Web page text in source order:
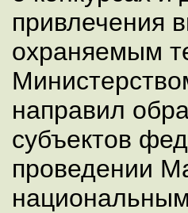
привлечения
охраняемым
направил
субъектов
проведении